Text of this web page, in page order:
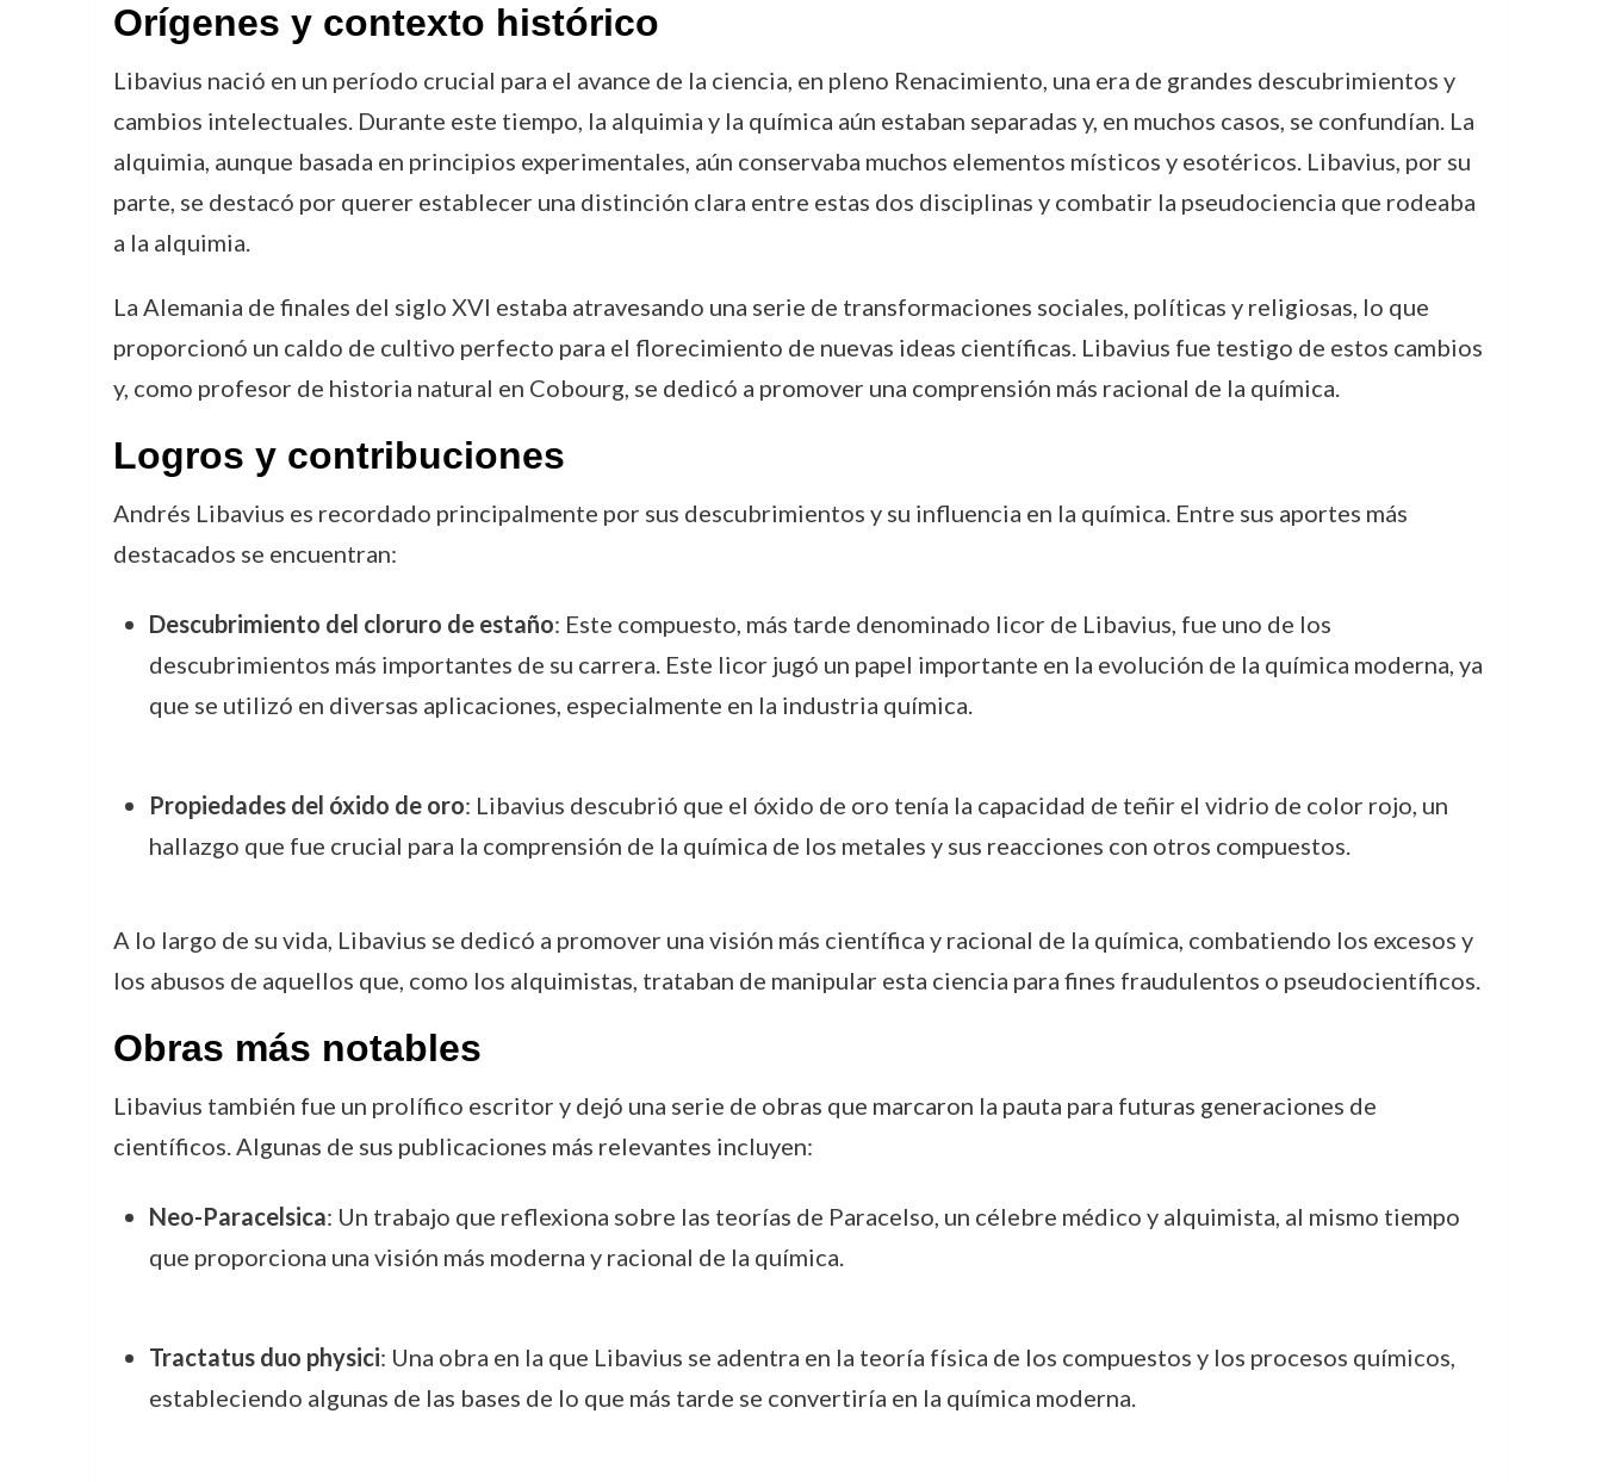
Orígenes y contexto histórico
Libavius nació en un período crucial para el avance de la ciencia, en pleno Renacimiento, una era de grandes descubrimientos y
cambios intelectuales. Durante este tiempo, la alquimia y la química aún estaban separadas y, en muchos casos, se confundían. La
alquimia, aunque basada en principios experimentales, aún conservaba muchos elementos místicos y esotéricos. Libavius, por su
parte, se destacó por querer establecer una distinción clara entre estas dos disciplinas y combatir la pseudociencia que rodeaba
a la alquimia.
La Alemania de finales del siglo XVI estaba atravesando una serie de transformaciones sociales, políticas y religiosas, lo que
proporcionó un caldo de cultivo perfecto para el florecimiento de nuevas ideas científicas. Libavius fue testigo de estos cambios
y, como profesor de historia natural en Cobourg, se dedicó a promover una comprensión más racional de la química.
Logros y contribuciones
Andrés Libavius es recordado principalmente por sus descubrimientos y su influencia en la química. Entre sus aportes más
destacados se encuentran:
Descubrimiento del cloruro de estaño: Este compuesto, más tarde denominado licor de Libavius, fue uno de los
descubrimientos más importantes de su carrera. Este licor jugó un papel importante en la evolución de la química moderna, ya
que se utilizó en diversas aplicaciones, especialmente en la industria química.
Propiedades del óxido de oro: Libavius descubrió que el óxido de oro tenía la capacidad de teñir el vidrio de color rojo, un
hallazgo que fue crucial para la comprensión de la química de los metales y sus reacciones con otros compuestos.
A lo largo de su vida, Libavius se dedicó a promover una visión más científica y racional de la química, combatiendo los excesos y
los abusos de aquellos que, como los alquimistas, trataban de manipular esta ciencia para fines fraudulentos o pseudocientíficos.
Obras más notables
Libavius también fue un prolífico escritor y dejó una serie de obras que marcaron la pauta para futuras generaciones de
científicos. Algunas de sus publicaciones más relevantes incluyen:
Neo-Paracelsica: Un trabajo que reflexiona sobre las teorías de Paracelso, un célebre médico y alquimista, al mismo tiempo
que proporciona una visión más moderna y racional de la química.
Tractatus duo physici: Una obra en la que Libavius se adentra en la teoría física de los compuestos y los procesos químicos,
estableciendo algunas de las bases de lo que más tarde se convertiría en la química moderna.